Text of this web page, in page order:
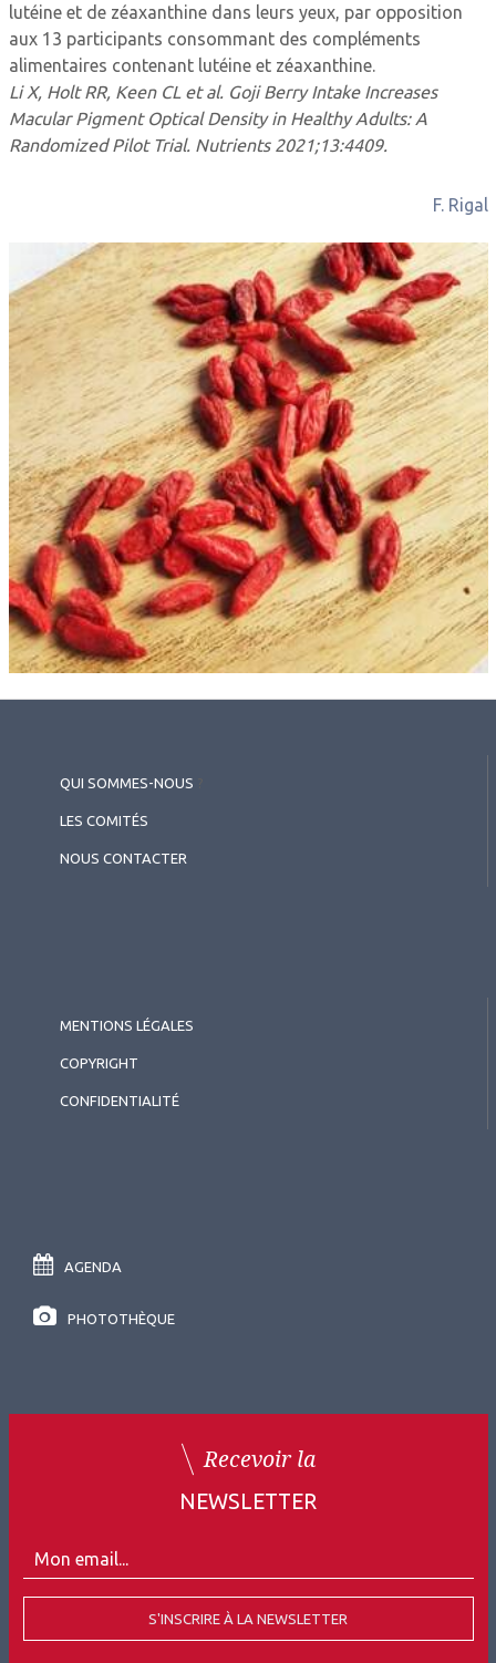
lutéine et de zéaxanthine dans leurs yeux, par opposition
aux 13 participants consommant des compléments
alimentaires contenant lutéine et zéaxanthine.
Li X, Holt RR, Keen CL et al. Goji Berry Intake Increases
Macular Pigment Optical Density in Healthy Adults: A
Randomized Pilot Trial. Nutrients 2021;13:4409.
F. Rigal
QUI SOMMES-NOUS
LES COMITÉS
NOUS CONTACTER
MENTIONS LÉGALES
COPYRIGHT
CONFIDENTIALITÉ
AGENDA
PHOTOTHÈQUE
Recevoir la
NEWSLETTER
S'INSCRIRE À LA NEWSLETTER